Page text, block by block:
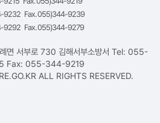
9232 Fax. 055)344-9239
9292 Fax. 055)344-9279
면 서부로 730 김해서부소방서 Tel: 055-
Fax: 055-344-9219
ALL RIGHTS RESERVED.